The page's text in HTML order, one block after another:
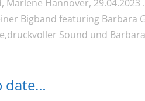
Marlene Hannover,
Bigband featuring
Sound und
date…